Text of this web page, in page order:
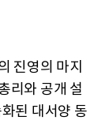
진영의 마지
리와 공개 설
된 대서양 동